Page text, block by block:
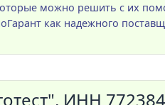
можно решить с их
как надежного
ИНН